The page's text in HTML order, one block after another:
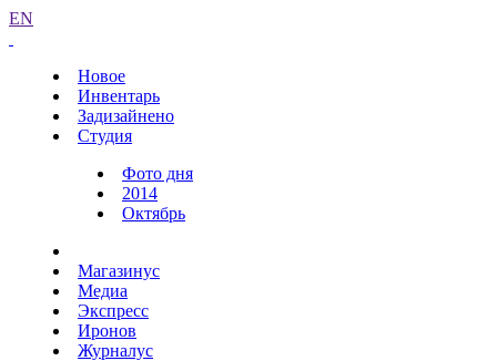
EN
Новое
Инвентарь
Задизайнено
Студия
Фото дня
2014
Октябрь
Магазинус
Медиа
Экспресс
Иронов
Журналус